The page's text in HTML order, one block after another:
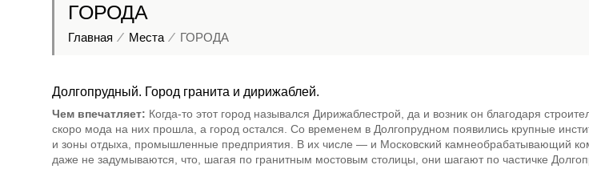
ГОРОДА
Главная Места ГОРОДА
Долгопрудный. Город гранита и дирижаблей.
Чем впечатляет: Когда-то этот город назывался Дирижаблестрой, да и возник он благодаря
скоро мода на них прошла, а город остался. Со временем в Долгопрудном появились крупные
и зоны отдыха, промышленные предприятия. В их числе — и Московский камнеобрабатывающий
даже не задумываются, что, шагая по гранитным мостовым столицы, они шагают по частичке